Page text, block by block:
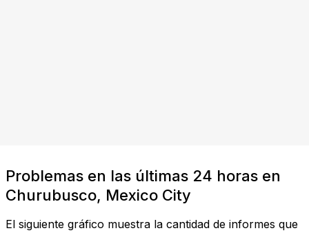
Problemas en las últimas 24 horas en
Churubusco, Mexico City
El siguiente gráfico muestra la cantidad de informes que